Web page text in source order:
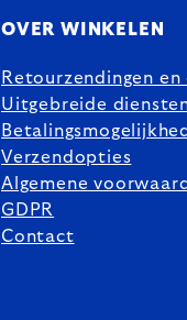
OVER WINKELEN
Retourzendingen en
Uitgebreide
Verzendopties
Algemene
GDPR
Contact